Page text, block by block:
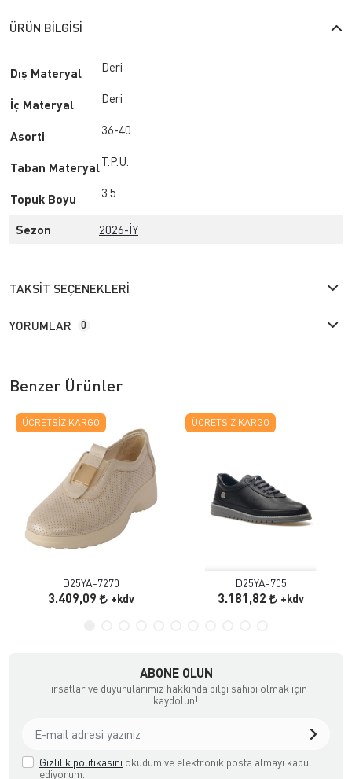
ÜRÜN BILGISI
Dış Materyal Deri
İç Materyal Deri
Asorti 36-40
Taban MateryalT.P.U.
Topuk Boyu 3.5
Sezon 2026-İY
TAKSIT SEÇENEKLERI
YORUMLAR 0
Benzer Ürünler
ÜCRETSIZ KARGO
D25YA-7270
3.409,09 +kdv
ÜCRETSIZ KARGO
D25YA-705
3.181,82 +kdv
ABONE OLUN
Fırsatlar ve duyurularımız hakkında bilgi sahibi olmak için
kaydolun!
Gizlilik politikasını okudum ve elektronik posta almayı kabul
ediyorum.